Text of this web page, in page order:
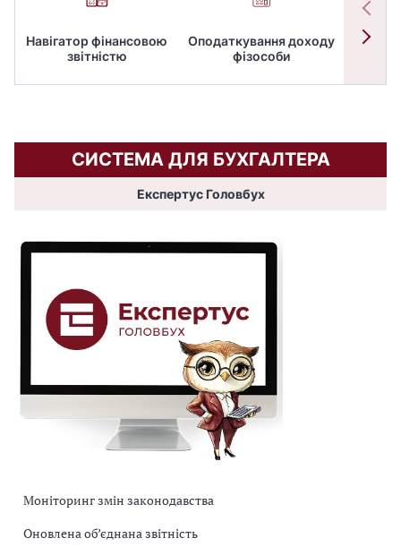
Навігатор фінансовою
звітністю
Оподаткування доходу
фізособи
СИСТЕМА ДЛЯ БУХГАЛТЕРА
Експертус Головбух
Моніторинг змін законодавства
Оновлена об’єднана звітність